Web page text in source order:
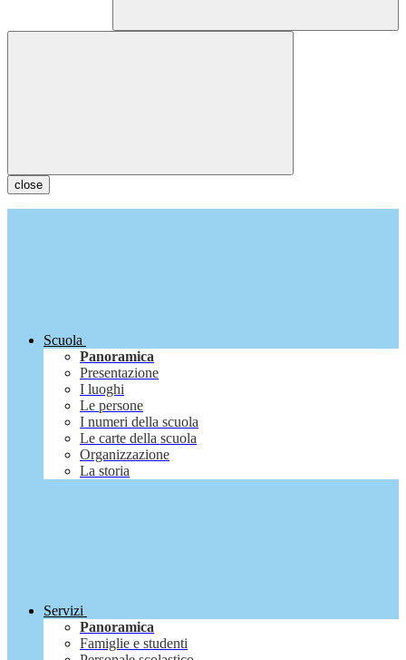
close
Scuola
Panoramica
Presentazione
I luoghi
Le persone
I numeri della scuola
Le carte della scuola
Organizzazione
La storia
Servizi
Panoramica
Famiglie e studenti